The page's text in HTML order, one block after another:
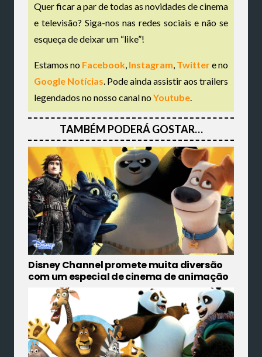
Quer ficar a par de todas as novidades de cinema
e televisão? Siga-nos nas redes sociais e não se
esqueça de deixar um “like”!
Estamos no Facebook, Instagram, Twittere no
Google Notícias. Pode ainda assistir aos trailers
legendados no nosso canal noYoutube.
TAMBÉM PODERÁ GOSTAR…
Disney Channel promete muita diversão
com um especial de cinema de animação